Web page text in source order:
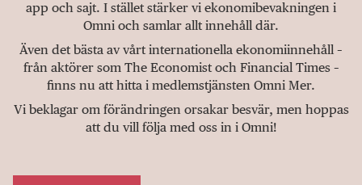
app och sajt. I stället stärker vi ekonomibevakningen i
Omni och samlar allt innehåll där.
Även det bästa av vårt internationella ekonomiinnehåll –
från aktörer som The Economist och Financial Times –
finns nu att hitta i medlemstjänsten Omni Mer.
Vi beklagar om förändringen orsakar besvär, men hoppas
att du vill följa med oss in i Omni!